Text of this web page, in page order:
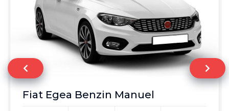
Fiat Egea Benzin Manuel